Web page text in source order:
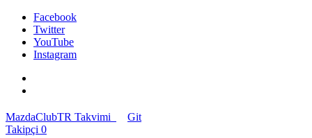
Facebook
Twitter
YouTube
Instagram
MazdaClubTR Takvimi
Git
Takipçi 0